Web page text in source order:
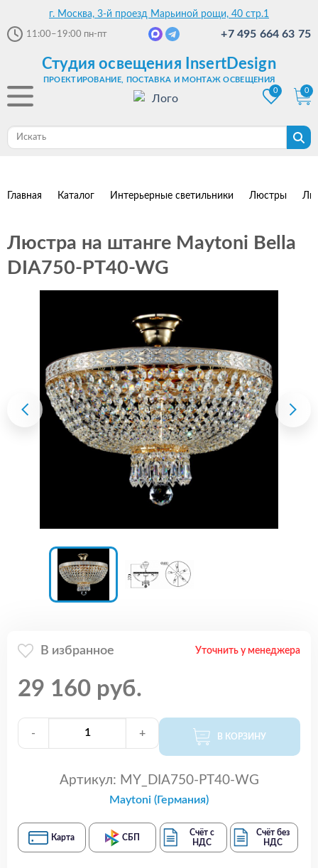
г. Москва, 3-й проезд Марьиной рощи, 40 стр.1
11:00–19:00 пн-пт +7 495 664 63 75
Студия освещения InsertDesign
ПРОЕКТИРОВАНИЕ, ПОСТАВКА И МОНТАЖ ОСВЕЩЕНИЯ
0
0
Главная Каталог Интерьерные светильники Люстры
Люстра на штанге Maytoni Bella
DIA750-PT40-WG
В избранное Уточнить у менеджера
29 160 руб.
- + В КОРЗИНУ
Артикул: MY_DIA750-PT40-WG
Maytoni (Германия)
Карта СБП
Счёт с
НДС
Счёт без
НДС